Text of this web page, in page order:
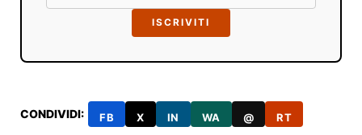
ISCRIVITI
CONDIVIDI: FB X IN WA @ RT